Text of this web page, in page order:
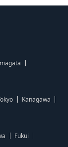
Kanagawa
Fukui